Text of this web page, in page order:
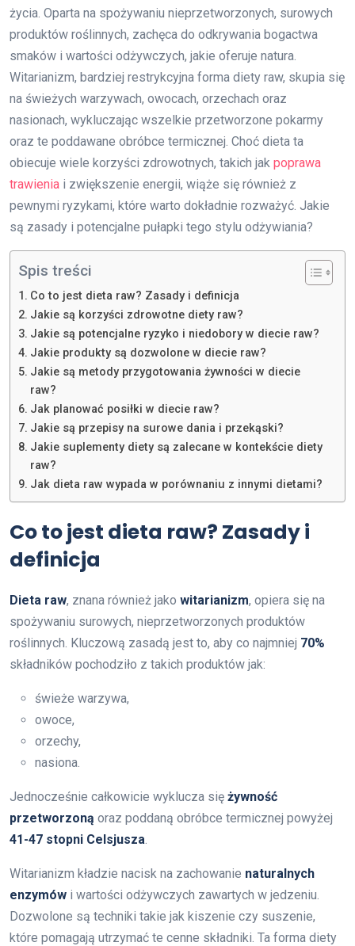
życia. Oparta na spożywaniu nieprzetworzonych, surowych
produktów roślinnych, zachęca do odkrywania bogactwa
smaków i wartości odżywczych, jakie oferuje natura.
Witarianizm, bardziej restrykcyjna forma diety raw, skupia się
na świeżych warzywach, owocach, orzechach oraz
nasionach, wykluczając wszelkie przetworzone pokarmy
oraz te poddawane obróbce termicznej. Choć dieta ta
obiecuje wiele korzyści zdrowotnych, takich jak poprawa
trawienia i zwiększenie energii, wiąże się również z
pewnymi ryzykami, które warto dokładnie rozważyć. Jakie
są zasady i potencjalne pułapki tego stylu odżywiania?
Spis treści
Co to jest dieta raw? Zasady i definicja
Jakie są korzyści zdrowotne diety raw?
Jakie są potencjalne ryzyko i niedobory w diecie raw?
Jakie produkty są dozwolone w diecie raw?
Jakie są metody przygotowania żywności w diecie
raw?
Jak planować posiłki w diecie raw?
Jakie są przepisy na surowe dania i przekąski?
Jakie suplementy diety są zalecane w kontekście diety
raw?
Jak dieta raw wypada w porównaniu z innymi dietami?
Co to jest dieta raw? Zasady i
definicja
Dieta raw, znana również jako witarianizm, opiera się na
spożywaniu surowych, nieprzetworzonych produktów
roślinnych. Kluczową zasadą jest to, aby co najmniej 70%
składników pochodziło z takich produktów jak:
świeże warzywa,
owoce,
orzechy,
nasiona.
Jednocześnie całkowicie wyklucza się żywność
przetworzoną oraz poddaną obróbce termicznej powyżej
41-47 stopni Celsjusza
Witarianizm kładzie nacisk na zachowanie naturalnych
enzymów i wartości odżywczych zawartych w jedzeniu.
Dozwolone są techniki takie jak kiszenie czy suszenie,
które pomagają utrzymać te cenne składniki. Ta forma diety